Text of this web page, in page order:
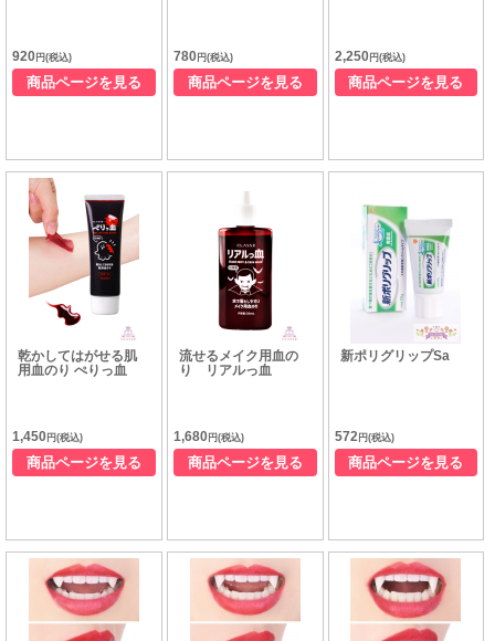
920 円(税込)
商品ページを見る
780円(税込)
商品ページを見る
2,250円(税込)
商品ページを見る
乾かしてはがせる肌
用血のり ぺりっ血
1,450 円(税込)
商品ページを見る
流せるメイク用血の
り リアルっ血
1,680円(税込)
商品ページを見る
新ポリグリップSa
572円(税込)
商品ページを見る